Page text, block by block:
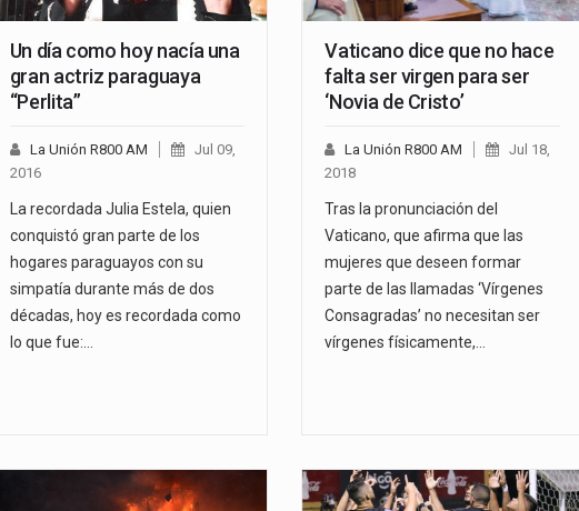
Un día como hoy nacía una
gran actriz paraguaya
“Perlita”
La Unión R800 AM
Jul 09,
2016
La recordada Julia Estela, quien
conquistó gran parte de los
hogares paraguayos con su
simpatía durante más de dos
décadas, hoy es recordada como
lo que fue:…
Vaticano dice que no hace
falta ser virgen para ser
‘Novia de Cristo’
La Unión R800 AM
Jul 18,
2018
Tras la pronunciación del
Vaticano, que afirma que las
mujeres que deseen formar
parte de las llamadas ‘Vírgenes
Consagradas’ no necesitan ser
vírgenes físicamente,…